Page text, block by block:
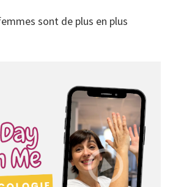
sont de plus en plus